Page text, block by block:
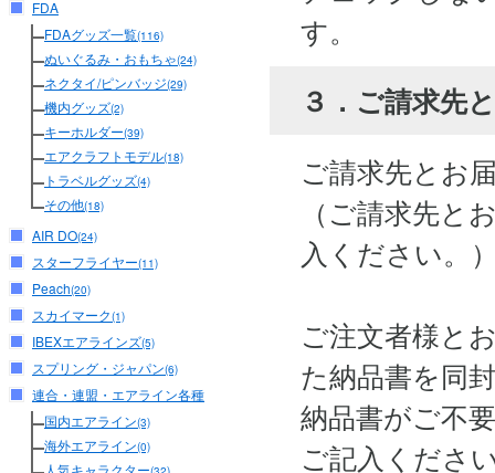
FDA
FDAグッズ一覧(116)
ぬいぐるみ・おもちゃ(24)
ネクタイ/ピンバッジ(29)
機内グッズ(2)
キーホルダー(39)
エアクラフトモデル(18)
トラベルグッズ(4)
その他(18)
AIR DO(24)
スターフライヤー(11)
Peach(20)
スカイマーク(1)
IBEXエアラインズ(5)
スプリング・ジャパン(6)
連合・連盟・エアライン各種
国内エアライン(3)
海外エアライン(0)
す。
３．ご請求先
ご請求先とお
（ご請求先と
入ください。
ご注文者様と
た納品書を同
納品書がご不
ご記入くださ